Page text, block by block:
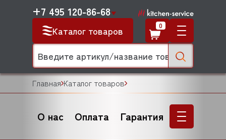
Каталог товаров
+7 495 120-86-68
0
Главная Каталог товаров
О нас Оплата Гарантия